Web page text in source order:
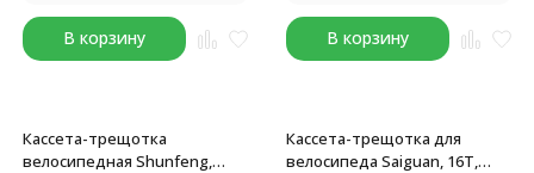
В корзину В корзину
Кассета-трещотка
велосипедная Shunfeng,
Кассета-трещотка для
велосипеда Saiguan, 16T,